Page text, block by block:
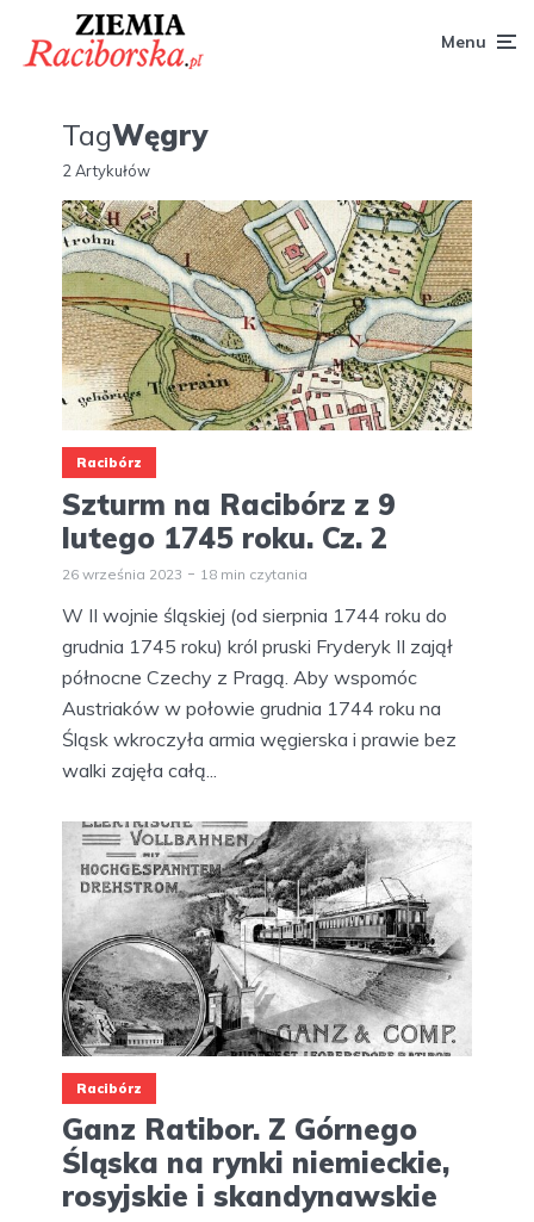
Menu
TagWęgry
2 Artykułów
Racibórz
Szturm na Racibórz z 9
lutego 1745 roku. Cz. 2
26 września 2023 18 min czytania
W II wojnie śląskiej (od sierpnia 1744 roku do
grudnia 1745 roku) król pruski Fryderyk II zajął
północne Czechy z Pragą. Aby wspomóc
Austriaków w połowie grudnia 1744 roku na
Śląsk wkroczyła armia węgierska i prawie bez
walki zajęła całą...
Racibórz
Ganz Ratibor. Z Górnego
Śląska na rynki niemieckie,
rosyjskie i skandynawskie